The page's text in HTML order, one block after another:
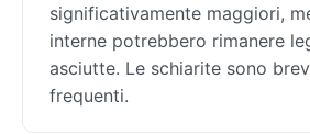
significativamente maggiori,
interne potrebbero rimanere
asciutte. Le schiarite sono
frequenti.